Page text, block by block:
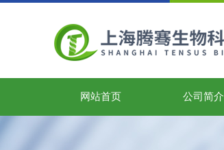
网站首页 公司简介